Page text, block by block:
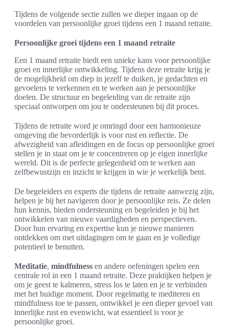
Tijdens de volgende sectie zullen we dieper ingaan op de
voordelen van persoonlijke groei tijdens een 1 maand retraite.
Persoonlijke groei tijdens een 1 maand retraite
Een 1 maand retraite biedt een unieke kans voor persoonlijke
groei en innerlijke ontwikkeling. Tijdens deze retraite krijg je
de mogelijkheid om diep in jezelf te duiken, je gedachten en
gevoelens te verkennen en te werken aan je persoonlijke
doelen. De structuur en begeleiding van de retraite zijn
speciaal ontworpen om jou te ondersteunen bij dit proces.
Tijdens de retraite word je omringd door een harmonieuze
omgeving die bevorderlijk is voor rust en reflectie. De
afwezigheid van afleidingen en de focus op persoonlijke groei
stellen je in staat om je te concentreren op je eigen innerlijke
wereld. Dit is de perfecte gelegenheid om te werken aan
zelfbewustzijn en inzicht te krijgen in wie je werkelijk bent.
De begeleiders en experts die tijdens de retraite aanwezig zijn,
helpen je bij het navigeren door je persoonlijke reis. Ze delen
hun kennis, bieden ondersteuning en begeleiden je bij het
ontwikkelen van nieuwe vaardigheden en perspectieven.
Door hun ervaring en expertise kun je nieuwe manieren
ontdekken om met uitdagingen om te gaan en je volledige
potentieel te benutten.
Meditatie, mindfulness en andere oefeningen spelen een
centrale rol in een 1 maand retraite. Deze praktijken helpen je
om je geest te kalmeren, stress los te laten en je te verbinden
met het huidige moment. Door regelmatig te mediteren en
mindfulness toe te passen, ontwikkel je een dieper gevoel van
innerlijke rust en evenwicht, wat essentieel is voor je
persoonlijke groei.